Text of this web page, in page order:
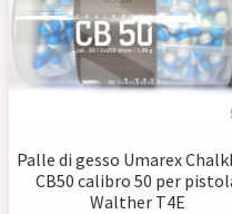
Palle di gesso Umarex
CB50 calibro 50 per
Walther T4E